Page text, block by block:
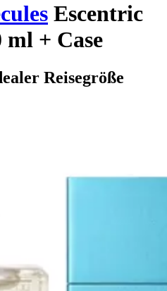
Escentric
ml + Case
Reisegröße